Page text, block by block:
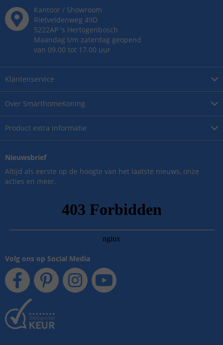
Over SmarthomeKoning
Product extra informatie
Klantenservice
Kantoor / Showroom
Rietveldenweg 49D
5222AP 's Hertogenbosch
Maandag t/m zaterdag geopend
van 09.00 tot 17.00 uur
Nieuwsbrief
Altijd als eerste op de hoogte van het laatste nieuws, onze
acties en meer.
Volg ons op Social Media